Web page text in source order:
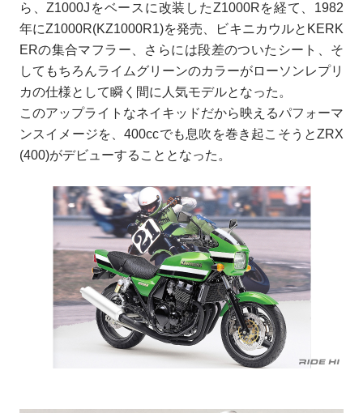
ら、Z1000Jをベースに改装したZ1000Rを経て、1982
年にZ1000R(KZ1000R1)を発売、ビキニカウルとKERK
ERの集合マフラー、さらには段差のついたシート、そ
してもちろんライムグリーンのカラーがローソンレプリ
カの仕様として瞬く間に人気モデルとなった。
このアップライトなネイキッドだから映えるパフォーマ
ンスイメージを、400ccでも息吹を巻き起こそうとZRX
(400)がデビューすることとなった。